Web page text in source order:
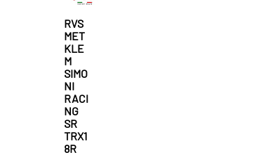
RVS
MET
KLE
M
SIMO
NI
RACI
NG
SR
TRX1
8R